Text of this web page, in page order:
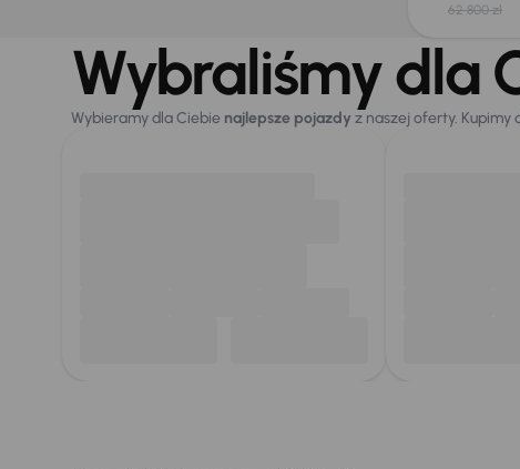
62 800 zł
Wybraliśmy dla
Wybieramy dla Ciebie najlepsze pojazdy z naszej oferty. Kupimy